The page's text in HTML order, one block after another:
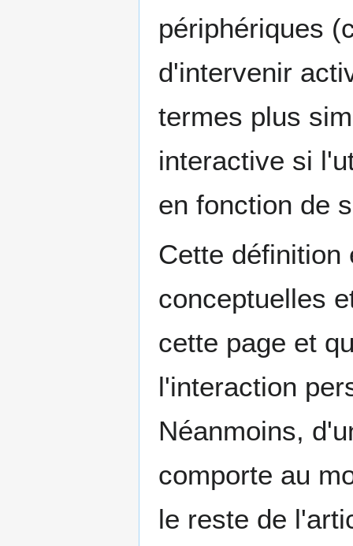
périphériques
d'intervenir
termes plus
interactive si
en fonction de
Cette définition
conceptuelles
cette page et
l'interaction
Néanmoins,
comporte au
le reste de